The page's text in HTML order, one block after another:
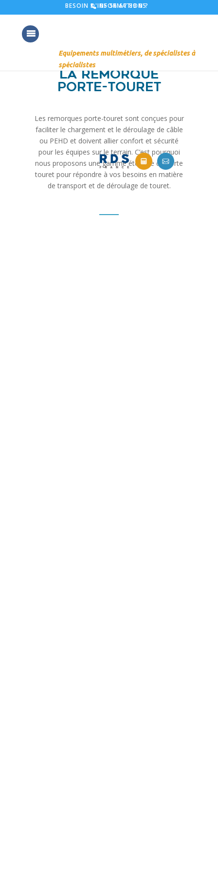
05 56 67 89 05
BESOIN D'INFORMATION ?
La remorque
porte-touret
Les remorques porte-touret sont conçues pour
faciliter le chargement et le déroulage de câble
ou PEHD et doivent allier confort et sécurité
pour les équipes sur le terrain. C’est pourquoi
nous proposons une gamme étendue de porte
touret pour répondre à vos besoins en matière
de transport et de déroulage de touret.